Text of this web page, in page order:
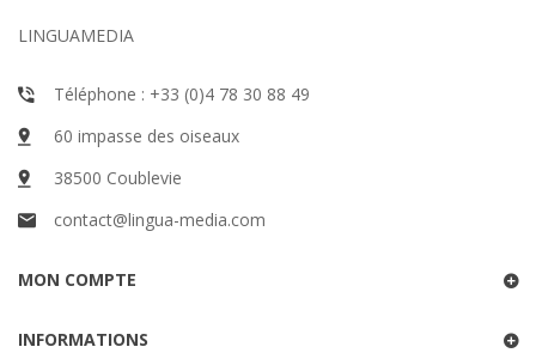
LINGUAMEDIA
Téléphone : +33 (0)4 78 30 88 49
60 impasse des oiseaux
38500 Coublevie
contact@lingua-media.com
MON COMPTE
INFORMATIONS